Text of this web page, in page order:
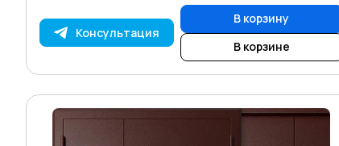
Консультация
В корзину
В корзине